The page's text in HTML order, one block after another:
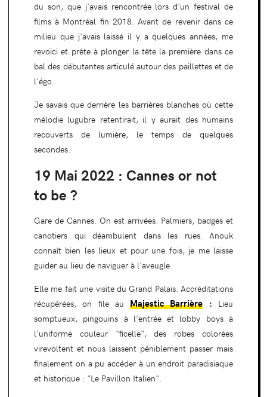
du son, que j'avais rencontrée lors d'un festival de
films à Montréal fin 2018. Avant de revenir dans ce
milieu que j'avais laissé il y a quelques années, me
revoici et prête à plonger la tête la première dans ce
bal des débutantes articulé autour des paillettes et de
l'égo.
Je savais que derrière les barrières blanches où cette
mélodie lugubre retentirait, il y aurait des humains
recouverts de lumière, le temps de quelques
secondes.
19 Mai 2022 : Cannes or not
to be ?
Gare de Cannes. On est arrivées. Palmiers, badges et
canotiers qui déambulent dans les rues. Anouk
connaît bien les lieux et pour une fois, je me laisse
guider au lieu de naviguer à l'aveugle.
Elle me fait une visite du Grand Palais. Accréditations
récupérées, on file auMajestic Barrière : Lieu
somptueux, pingouins à l'entrée et lobby boys à
l'uniforme couleur "ficelle", des robes colorées
virevoltent et nous laissent péniblement passer mais
finalement on a pu accéder à un endroit paradisiaque
et historique : "Le Pavillon Italien".